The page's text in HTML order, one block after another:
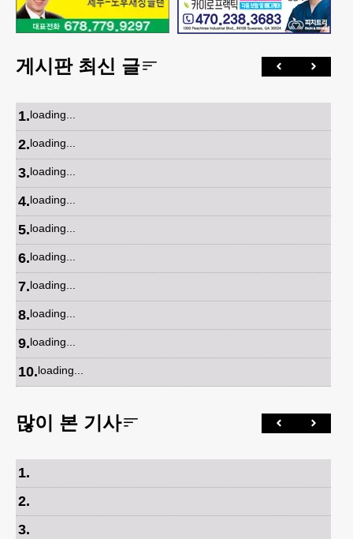
게시판 최신 글
1.loading...
2.loading...
3.loading...
4.loading...
5.loading...
6.loading...
7.loading...
8.loading...
9.loading...
10.loading...
많이 본 기사
1.
2.
3.